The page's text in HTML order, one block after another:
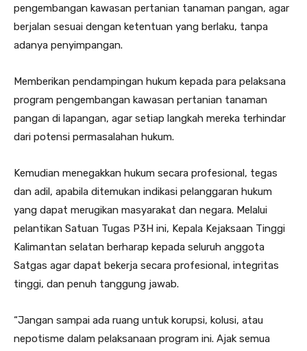
pengembangan kawasan pertanian tanaman pangan, agar
berjalan sesuai dengan ketentuan yang berlaku, tanpa
adanya penyimpangan.
Memberikan pendampingan hukum kepada para pelaksana
program pengembangan kawasan pertanian tanaman
pangan di lapangan, agar setiap langkah mereka terhindar
dari potensi permasalahan hukum.
Kemudian menegakkan hukum secara profesional, tegas
dan adil, apabila ditemukan indikasi pelanggaran hukum
yang dapat merugikan masyarakat dan negara. Melalui
pelantikan Satuan Tugas P3H ini, Kepala Kejaksaan Tinggi
Kalimantan selatan berharap kepada seluruh anggota
Satgas agar dapat bekerja secara profesional, integritas
tinggi, dan penuh tanggung jawab.
“Jangan sampai ada ruang untuk korupsi, kolusi, atau
nepotisme dalam pelaksanaan program ini. Ajak semua